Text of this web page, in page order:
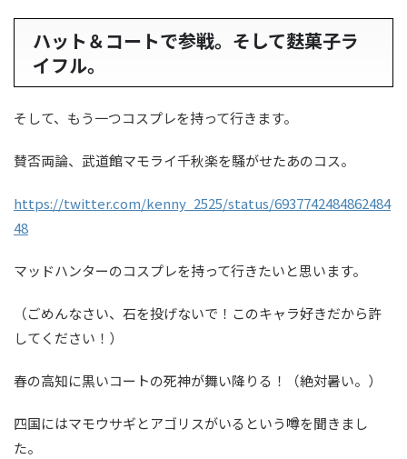
ハット＆コートで参戦。そして麩菓子ラ
イフル。
そして、もう一つコスプレを持って行きます。
賛否両論、武道館マモライ千秋楽を騒がせたあのコス。
https://twitter.com/kenny_2525/status/6937742484862484
48
マッドハンターのコスプレを持って行きたいと思います。
（ごめんなさい、石を投げないで！このキャラ好きだから許
してください！）
春の高知に黒いコートの死神が舞い降りる！（絶対暑い。）
四国にはマモウサギとアゴリスがいるという噂を聞きまし
た。